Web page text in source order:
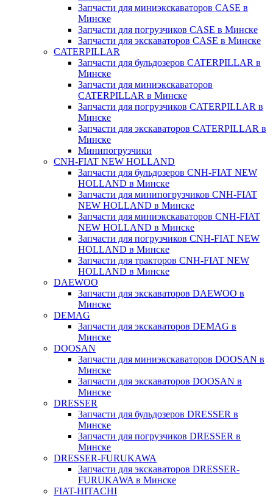
Запчасти для миниэкскаваторов CASE в
Минске
Запчасти для погрузчиков CASE в Минске
Запчасти для экскаваторов CASE в Минске
CATERPILLAR
Запчасти для бульдозеров CATERPILLAR в
Минске
Запчасти для миниэкскаваторов
CATERPILLAR в Минске
Запчасти для погрузчиков CATERPILLAR в
Минске
Запчасти для экскаваторов CATERPILLAR в
Минскe
Минипогрузчики
CNH-FIAT NEW HOLLAND
Запчасти для бульдозеров CNH-FIAT NEW
HOLLAND в Минске
Запчасти для минипогрузчиков CNH-FIAT
NEW HOLLAND в Минске
Запчасти для миниэкскаваторов CNH-FIAT
NEW HOLLAND в Минске
Запчасти для погрузчиков CNH-FIAT NEW
HOLLAND в Минске
Запчасти для тракторов CNH-FIAT NEW
HOLLAND в Минске
DAEWOO
Запчасти для экскаваторов DAEWOO в
Минске
DEMAG
Запчасти для экскаваторов DEMAG в
Минске
DOOSAN
Запчасти для миниэкскаваторов DOOSAN в
Минске
Запчасти для экскаваторов DOOSAN в
Минске
DRESSER
Запчасти для бульдозеров DRESSER в
Минске
Запчасти для погрузчиков DRESSER в
Минске
DRESSER-FURUKAWA
Запчасти для экскаваторов DRESSER-
FURUKAWA в Минске
FIAT-HITACHI